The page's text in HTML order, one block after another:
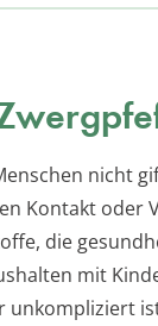
nicht
Kontakt oder
die
mit
unkompliziert